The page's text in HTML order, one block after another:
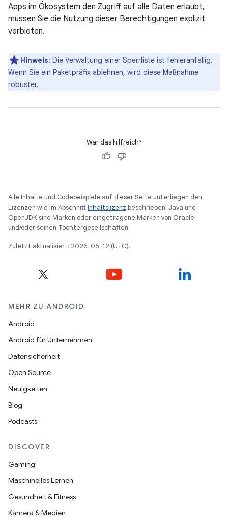
Apps im Ökosystem den Zugriff auf alle Daten erlaubt,
müssen Sie die Nutzung dieser Berechtigungen explizit
verbieten.
Hinweis: Die Verwaltung einer Sperrliste ist fehleranfällig.
Wenn Sie ein Paketpräfix ablehnen, wird diese Maßnahme
robuster.
War das hilfreich?
Alle Inhalte und Codebeispiele auf dieser Seite unterliegen den
Lizenzen wie im AbschnittInhaltslizenz beschrieben. Java und
OpenJDK sind Marken oder eingetragene Marken von Oracle
und/oder seinen Tochtergesellschaften.
Zuletzt aktualisiert: 2026-05-12 (UTC).
MEHR ZU ANDROID
Android
Android für Unternehmen
Datensicherheit
Open Source
Neuigkeiten
Blog
Podcasts
DISCOVER
Gaming
Maschinelles Lernen
Gesundheit & Fitness
Kamera & Medien